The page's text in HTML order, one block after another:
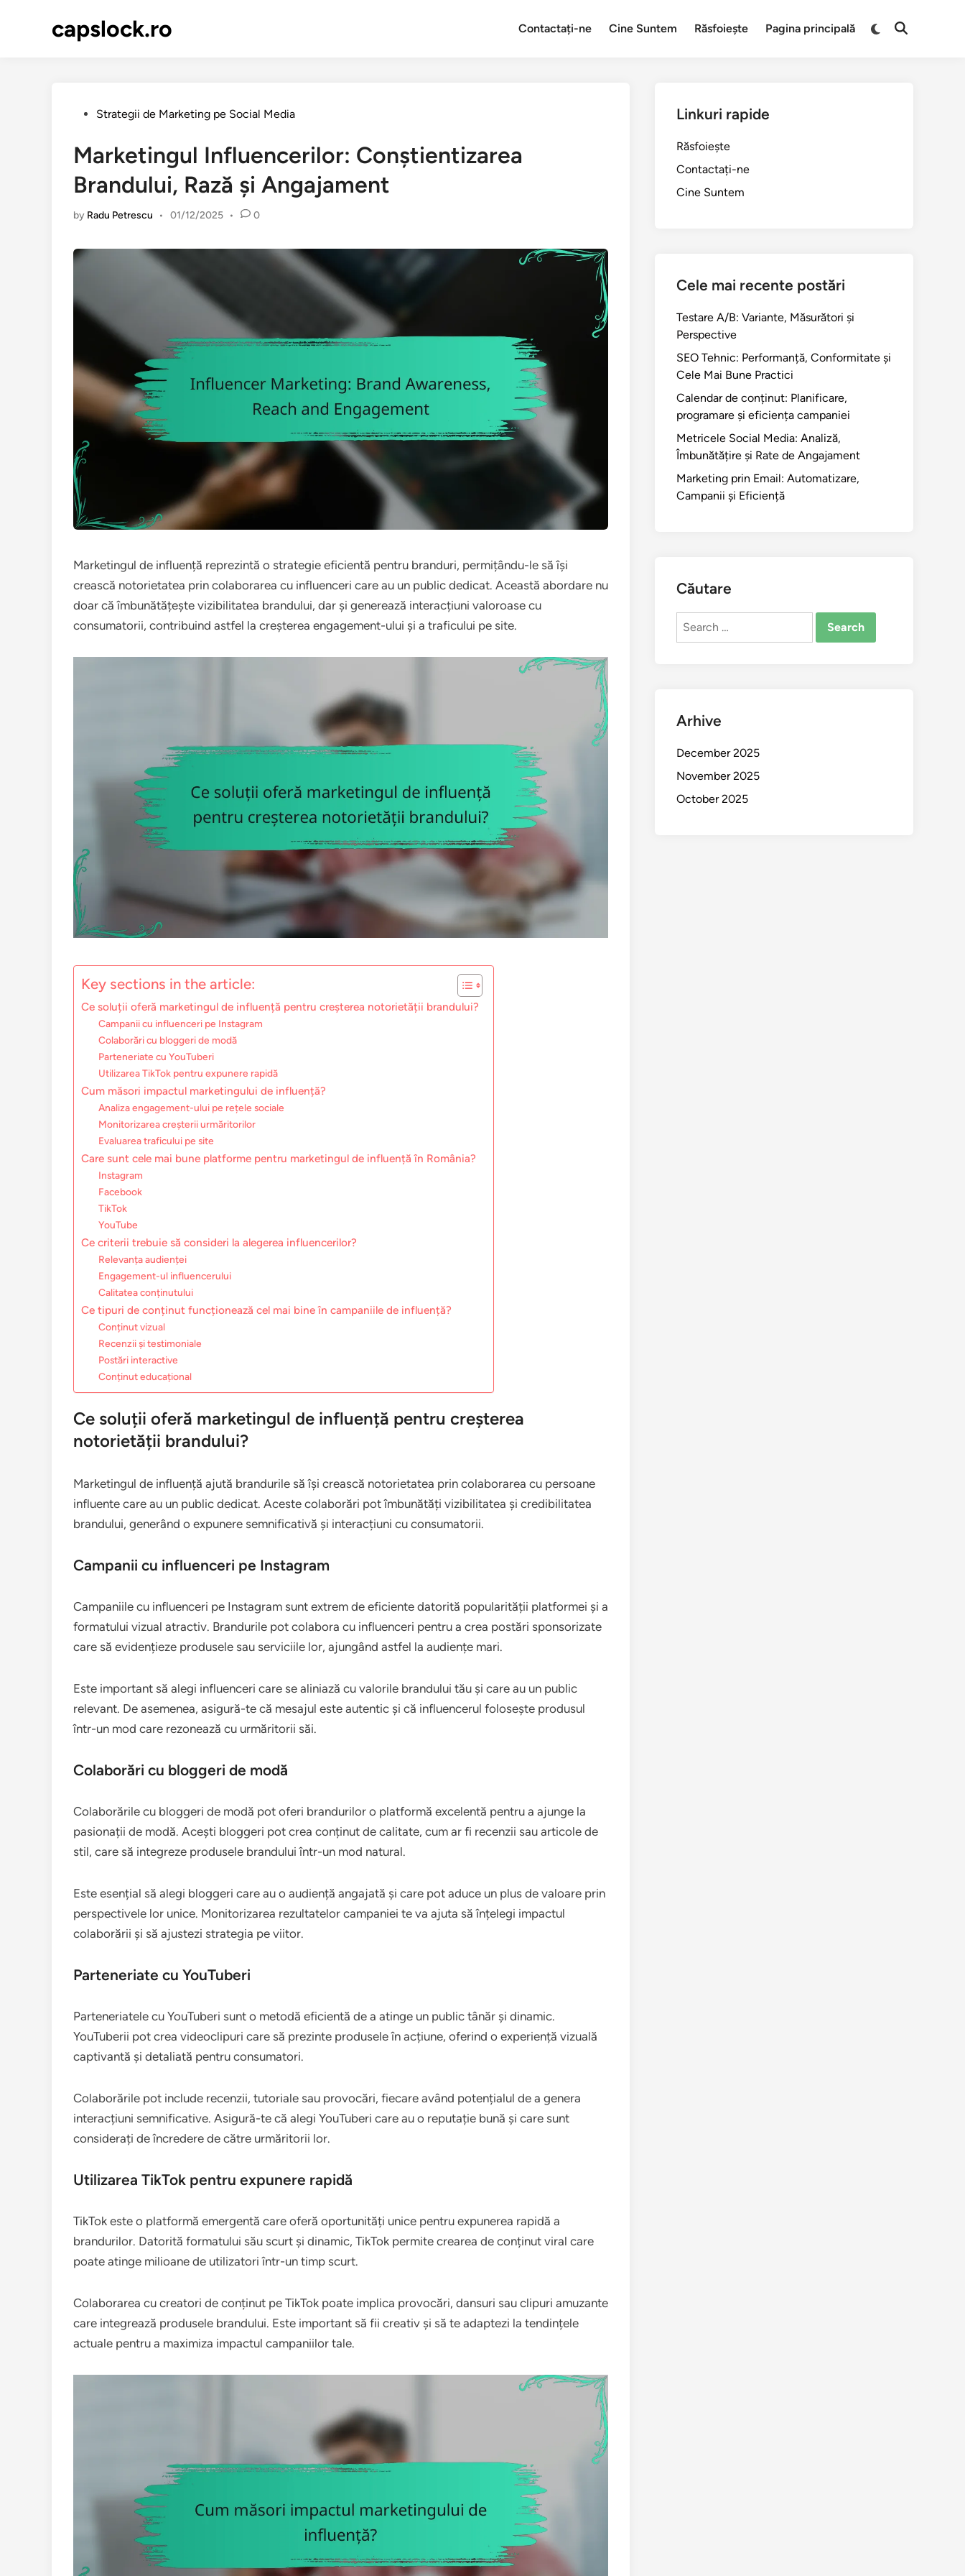
capslock.ro Contactați-ne Cine Suntem Răsfoiește Pagina principală
Switch
Open
PostedStrategii de Marketing pe Social Media
Marketingul Influencerilor: Conștientizarea
Brandului, Rază și Angajament
by Radu Petrescu • 01/12/2025 • 0
Marketingul de influență reprezintă o strategie eficientă pentru branduri, permițându-le să își
crească notorietatea prin colaborarea cu influenceri care au un public dedicat. Această abordare nu
doar că îmbunătățește vizibilitatea brandului, dar și generează interacțiuni valoroase cu
consumatorii, contribuind astfel la creșterea engagement-ului și a traficului pe site.
Key sections in the article:
Ce soluții oferă marketingul de influență pentru creșterea notorietății brandului?
Campanii cu influenceri pe Instagram
Colaborări cu bloggeri de modă
Parteneriate cu YouTuberi
Utilizarea TikTok pentru expunere rapidă
Cum măsori impactul marketingului de influență?
Analiza engagement-ului pe rețele sociale
Monitorizarea creșterii urmăritorilor
Evaluarea traficului pe site
Care sunt cele mai bune platforme pentru marketingul de influență în România?
Instagram
Facebook
TikTok
YouTube
Ce criterii trebuie să consideri la alegerea influencerilor?
Relevanța audienței
Engagement-ul influencerului
Calitatea conținutului
Ce tipuri de conținut funcționează cel mai bine în campaniile de influență?
Conținut vizual
Recenzii și testimoniale
Postări interactive
Conținut educațional
Ce soluții oferă marketingul de influență pentru creșterea
notorietății brandului?
Marketingul de influență ajută brandurile să își crească notorietatea prin colaborarea cu persoane
influente care au un public dedicat. Aceste colaborări pot îmbunătăți vizibilitatea și credibilitatea
brandului, generând o expunere semnificativă și interacțiuni cu consumatorii.
Campanii cu influenceri pe Instagram
Campaniile cu influenceri pe Instagram sunt extrem de eficiente datorită popularității platformei și a
formatului vizual atractiv. Brandurile pot colabora cu influenceri pentru a crea postări sponsorizate
care să evidențieze produsele sau serviciile lor, ajungând astfel la audiențe mari.
Este important să alegi influenceri care se aliniază cu valorile brandului tău și care au un public
relevant. De asemenea, asigură-te că mesajul este autentic și că influencerul folosește produsul
într-un mod care rezonează cu urmăritorii săi.
Colaborări cu bloggeri de modă
Colaborările cu bloggeri de modă pot oferi brandurilor o platformă excelentă pentru a ajunge la
pasionații de modă. Acești bloggeri pot crea conținut de calitate, cum ar fi recenzii sau articole de
stil, care să integreze produsele brandului într-un mod natural.
Este esențial să alegi bloggeri care au o audiență angajată și care pot aduce un plus de valoare prin
perspectivele lor unice. Monitorizarea rezultatelor campaniei te va ajuta să înțelegi impactul
colaborării și să ajustezi strategia pe viitor.
Parteneriate cu YouTuberi
Parteneriatele cu YouTuberi sunt o metodă eficientă de a atinge un public tânăr și dinamic.
YouTuberii pot crea videoclipuri care să prezinte produsele în acțiune, oferind o experiență vizuală
captivantă și detaliată pentru consumatori.
Colaborările pot include recenzii, tutoriale sau provocări, fiecare având potențialul de a genera
interacțiuni semnificative. Asigură-te că alegi YouTuberi care au o reputație bună și care sunt
considerați de încredere de către urmăritorii lor.
Utilizarea TikTok pentru expunere rapidă
TikTok este o platformă emergentă care oferă oportunități unice pentru expunerea rapidă a
brandurilor. Datorită formatului său scurt și dinamic, TikTok permite crearea de conținut viral care
poate atinge milioane de utilizatori într-un timp scurt.
Colaborarea cu creatori de conținut pe TikTok poate implica provocări, dansuri sau clipuri amuzante
care integrează produsele brandului. Este important să fii creativ și să te adaptezi la tendințele
actuale pentru a maximiza impactul campaniilor tale.
Linkuri rapide
Răsfoiește
Contactați-ne
Cine Suntem
Cele mai recente postări
Testare A/B: Variante, Măsurători și
Perspective
SEO Tehnic: Performanță, Conformitate și
Cele Mai Bune Practici
Calendar de conținut: Planificare,
programare și eficiența campaniei
Metricele Social Media: Analiză,
Îmbunătățire și Rate de Angajament
Marketing prin Email: Automatizare,
Campanii și Eficiență
Căutare
Search
Arhive
December 2025
November 2025
October 2025